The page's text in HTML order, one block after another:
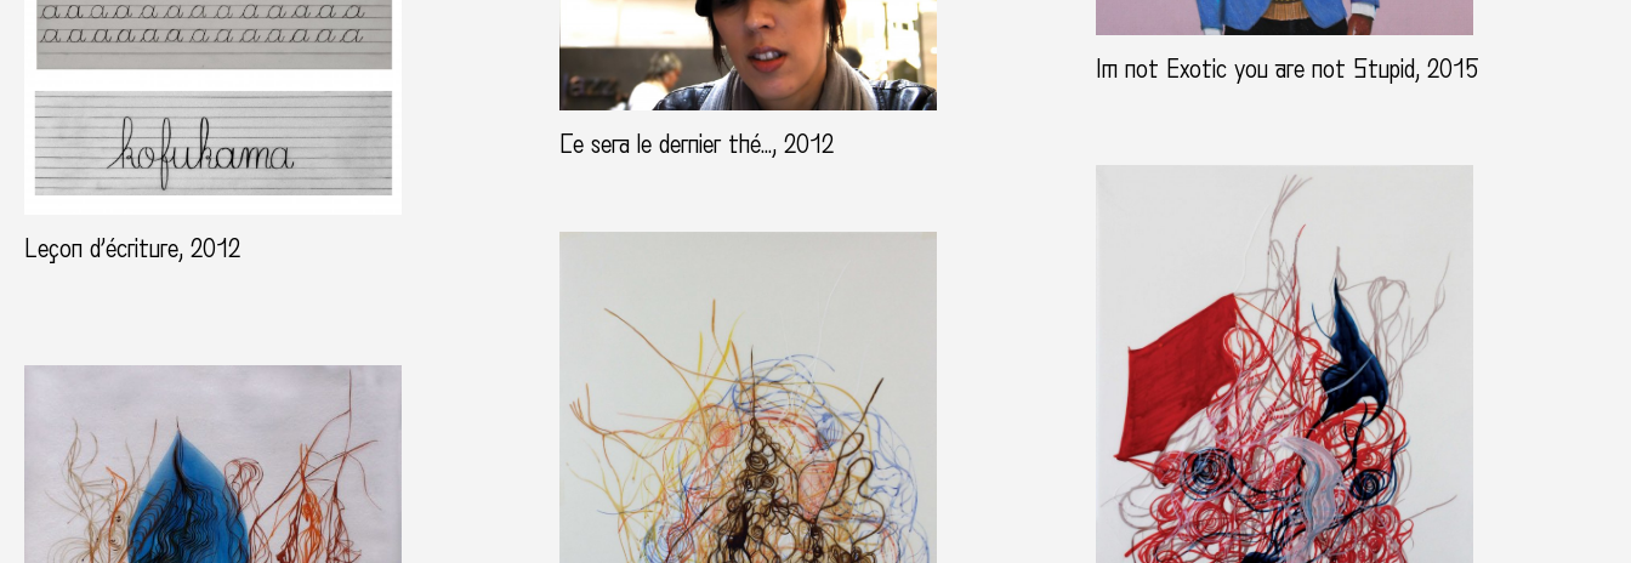
Im not Exotic you are not Stupid, 2015
Leçon d’écriture, 2012
Ce sera le dernier thé…, 2012